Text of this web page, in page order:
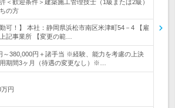
＜歓迎条件＞建築施工管理技士（1級または2級）
の方
勤可！】 本社：静岡県浜松市南区米津町54－4 【雇
記事業所 【変更の範…
～380,000円＋諸手当 ※経験、能力を考慮の上決
期間3ヶ月（待遇の変更なし）※…
円